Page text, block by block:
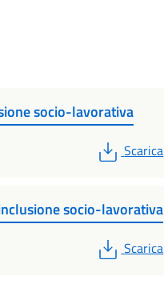
socio-lavorativa
PDF
Scarica
socio-lavorativa
PDF
Scarica